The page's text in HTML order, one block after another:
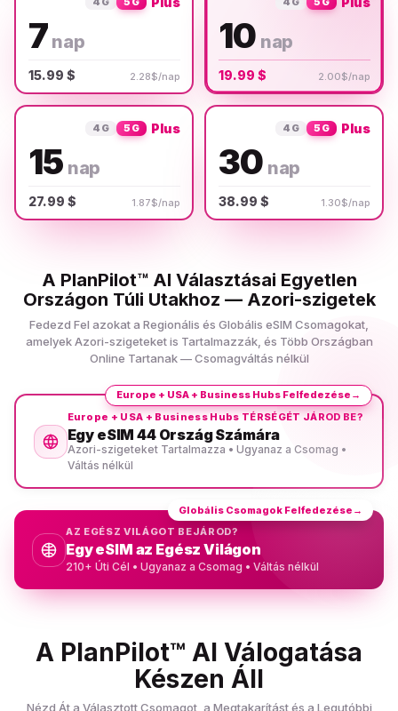
7 nap
15.99 $ 2.28$/nap
10 nap
19.99 $ 2.00$/nap
4G 5G Plus
15 nap
27.99 $ 1.87$/nap
4G 5G Plus
30 nap
38.99 $ 1.30$/nap
A PlanPilot™ AI Választásai Egyetlen
Országon Túli Utakhoz — Azori-szigetek
Fedezd Fel azokat a Regionális és Globális eSIM Csomagokat,
amelyek Azori-szigeteket is Tartalmazzák, és Több Országban
Online Tartanak — Csomagváltás nélkül
Europe + USA + Business Hubs TÉRSÉGÉT JÁROD BE?
Egy eSIM 44 Ország Számára
Azori-szigeteket Tartalmazza • Ugyanaz a Csomag •
Váltás nélkül
Europe + USA + Business Hubs Felfedezése →
AZ EGÉSZ VILÁGOT BEJÁROD?
Egy eSIM az Egész Világon
210+ Úti Cél • Ugyanaz a Csomag • Váltás nélkül
Globális Csomagok Felfedezése →
A PlanPilot™ AI Válogatása
Készen Áll
Nézd Át a Választott Csomagot, a Megtakarítást és a Legutóbbi